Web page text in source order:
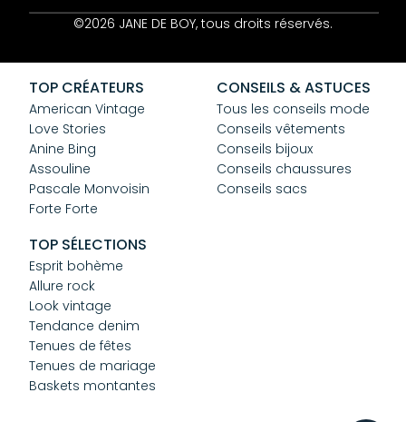
Contact
CGV
Confidentialité
Cookies
©2026 JANE DE BOY, tous droits réservés.
TOP CRÉATEURS
American Vintage
Love Stories
Anine Bing
Assouline
Pascale Monvoisin
Forte Forte
CONSEILS & ASTUCES
Tous les conseils mode
Conseils vêtements
Conseils bijoux
Conseils chaussures
Conseils sacs
TOP SÉLECTIONS
Esprit bohème
Allure rock
Look vintage
Tendance denim
Tenues de fêtes
Tenues de mariage
Baskets montantes